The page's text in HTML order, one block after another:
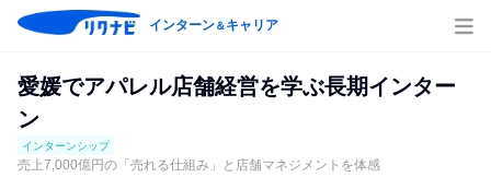
インターン＆キャリア
愛媛でアパレル店舗経営を学ぶ長期インター
ン
インターンシップ
売上7,000億円の「売れる仕組み」と店舗マネジメントを体感